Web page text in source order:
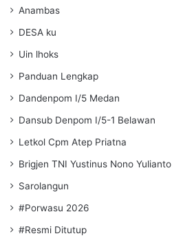
Anambas
DESA ku
Uin lhoks
Panduan Lengkap
Dandenpom I/5 Medan
Dansub Denpom I/5-1 Belawan
Letkol Cpm Atep Priatna
Brigjen TNI Yustinus Nono Yulianto
Sarolangun
#Porwasu 2026
#Resmi Ditutup